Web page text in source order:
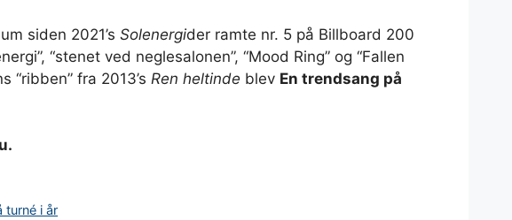
siden 2021’s Solenergider ramte nr. 5 på Billboard 200
“stenet ved neglesalonen”, “Mood Ring” og “Fallen
“ribben” fra 2013’s Ren heltinde blev En trendsang på
turné i år